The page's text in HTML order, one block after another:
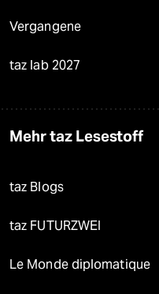
Vergangene
taz lab 2027
Mehr taz Lesestoff
taz Blogs
taz FUTURZWEI
Le Monde diplomatique